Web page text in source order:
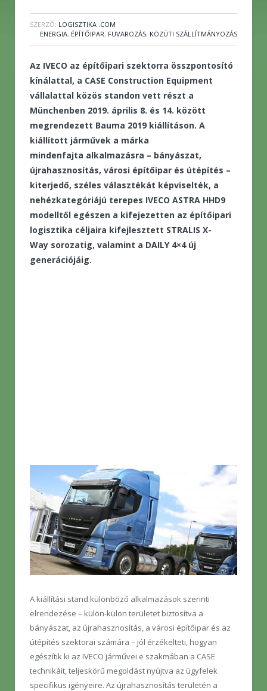
SZERZŐ: LOGISZTIKA .COM
ENERGIA, ÉPÍTŐIPAR, FUVAROZÁS, KÖZÚTI SZÁLLÍTMÁNYOZÁS
Az IVECO az építőipari szektorra összpontosító
kínálattal, a CASE Construction Equipment
vállalattal közös standon vett részt a
Münchenben 2019. április 8. és 14. között
megrendezett Bauma 2019 kiállításon. A
kiállított járművek a márka
mindenfajta alkalmazásra – bányászat,
újrahasznosítás, városi építőipar és útépítés –
kiterjedő, széles választékát képviselték, a
nehézkategóriájú terepes IVECO ASTRA HHD9
modelltől egészen a kifejezetten az építőipari
logisztika céljaira kifejlesztett STRALIS X-
Way sorozatig, valamint a DAILY 4×4 új
generációjáig.
A kiállítási stand különböző alkalmazások szerinti
elrendezése – külön-külön területet biztosítva a
bányászat, az újrahasznosítás, a városi építőipar és az
útépítés szektorai számára – jól érzékelteti, hogyan
egészítik ki az IVECO járművei e szakmában a CASE
technikáit, teljeskörű megoldást nyújtva az ügyfelek
specifikus igényeire. Az újrahasznosítás területén a